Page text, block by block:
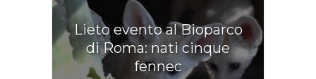
Lieto evento al Bioparco
di Roma: nati cinque
fennec